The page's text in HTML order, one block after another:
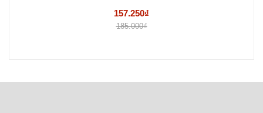
157.250₫
185.000₫